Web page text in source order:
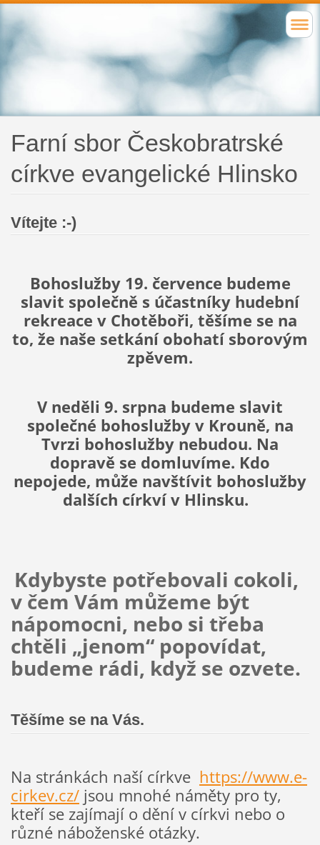
Farní sbor Českobratrské
církve evangelické Hlinsko
Vítejte :-)
Bohoslužby 19. července budeme
slavit společně s účastníky hudební
rekreace v Chotěboři, těšíme se na
to, že naše setkání obohatí sborovým
zpěvem.
V neděli 9. srpna budeme slavit
společné bohoslužby v Krouně, na
Tvrzi bohoslužby nebudou. Na
dopravě se domluvíme. Kdo
nepojede, může navštívit bohoslužby
dalších církví v Hlinsku.
Kdybyste potřebovali cokoli,
v čem Vám můžeme být
nápomocni, nebo si třeba
chtěli „jenom“ popovídat,
budeme rádi, když se ozvete.
Těšíme se na Vás.
Na stránkách naší církve https://www.e-
cirkev.cz/jsou mnohé náměty pro ty,
kteří se zajímají o dění v církvi nebo o
různé náboženské otázky.